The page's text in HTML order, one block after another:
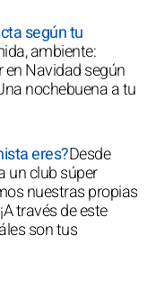
según tu
ambiente:
en Navidad según
nochebuena a tu
eres?Desde
un club súper
nuestras propias
través de este
son tus